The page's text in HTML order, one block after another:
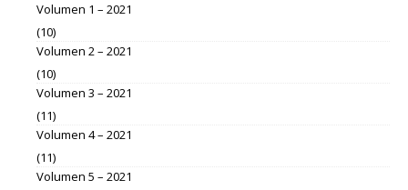
Volumen 1 – 2021
(10)
Volumen 2 – 2021
(10)
Volumen 3 – 2021
(11)
Volumen 4 – 2021
(11)
Volumen 5 – 2021